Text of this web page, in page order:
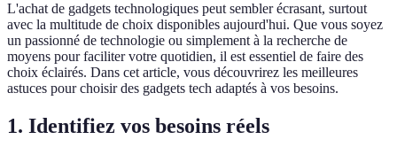
L'achat de gadgets technologiques peut sembler écrasant, surtout
avec la multitude de choix disponibles aujourd'hui. Que vous soyez
un passionné de technologie ou simplement à la recherche de
moyens pour faciliter votre quotidien, il est essentiel de faire des
choix éclairés. Dans cet article, vous découvrirez les meilleures
astuces pour choisir des gadgets tech adaptés à vos besoins.
1. Identifiez vos besoins réels